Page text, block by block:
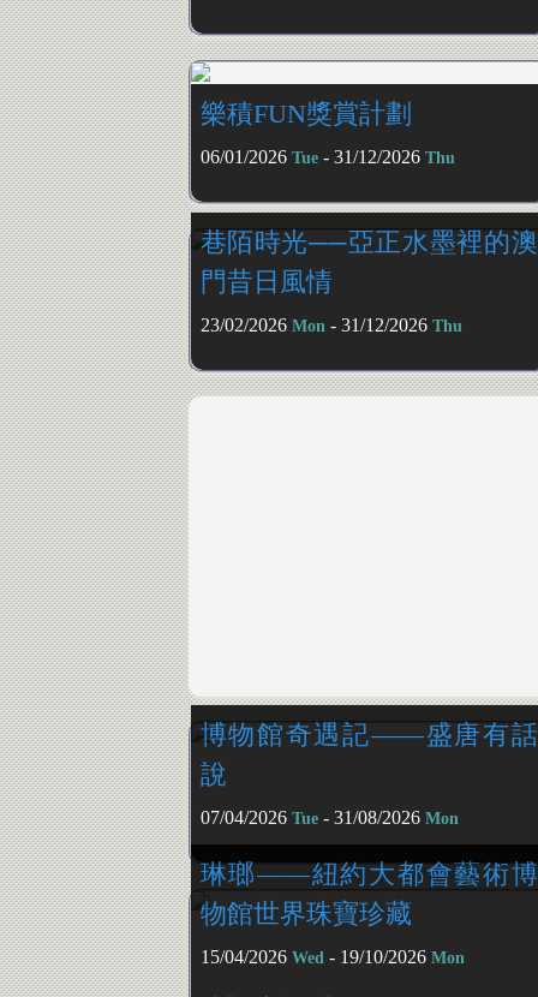
樂積FUN獎賞計劃
06/01/2026 Tue- 31/12/2026 Thu
巷陌時光──亞正水墨裡的澳
門昔日風情
23/02/2026 Mon - 31/12/2026 Thu
博物館奇遇記——盛唐有話
說
07/04/2026 Tue- 31/08/2026 Mon
琳瑯——紐約大都會藝術博
物館世界珠寶珍藏
15/04/2026 Wed - 19/10/2026 Mon